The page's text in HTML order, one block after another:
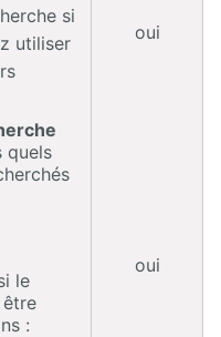
si
utiliser
quels
le
:
oui
oui